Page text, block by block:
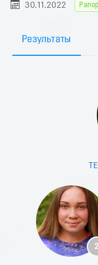
30.11.2022
Результаты
2